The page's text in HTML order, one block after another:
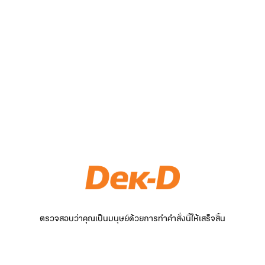
ตรวจสอบว่าคุณเป็นมนุษย์ด้วยการทำคำสั่งนี้ให้เสร็จสิ้น